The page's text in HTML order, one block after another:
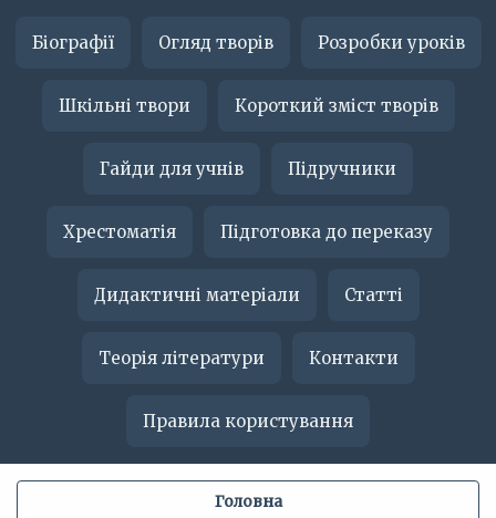
Біографії Огляд творів Розробки уроків
Шкільні твори Короткий зміст творів
Гайди для учнів Підручники
Хрестоматія Підготовка до переказу
Дидактичні матеріали Статті
Теорія літератури Контакти
Правила користування
Головна